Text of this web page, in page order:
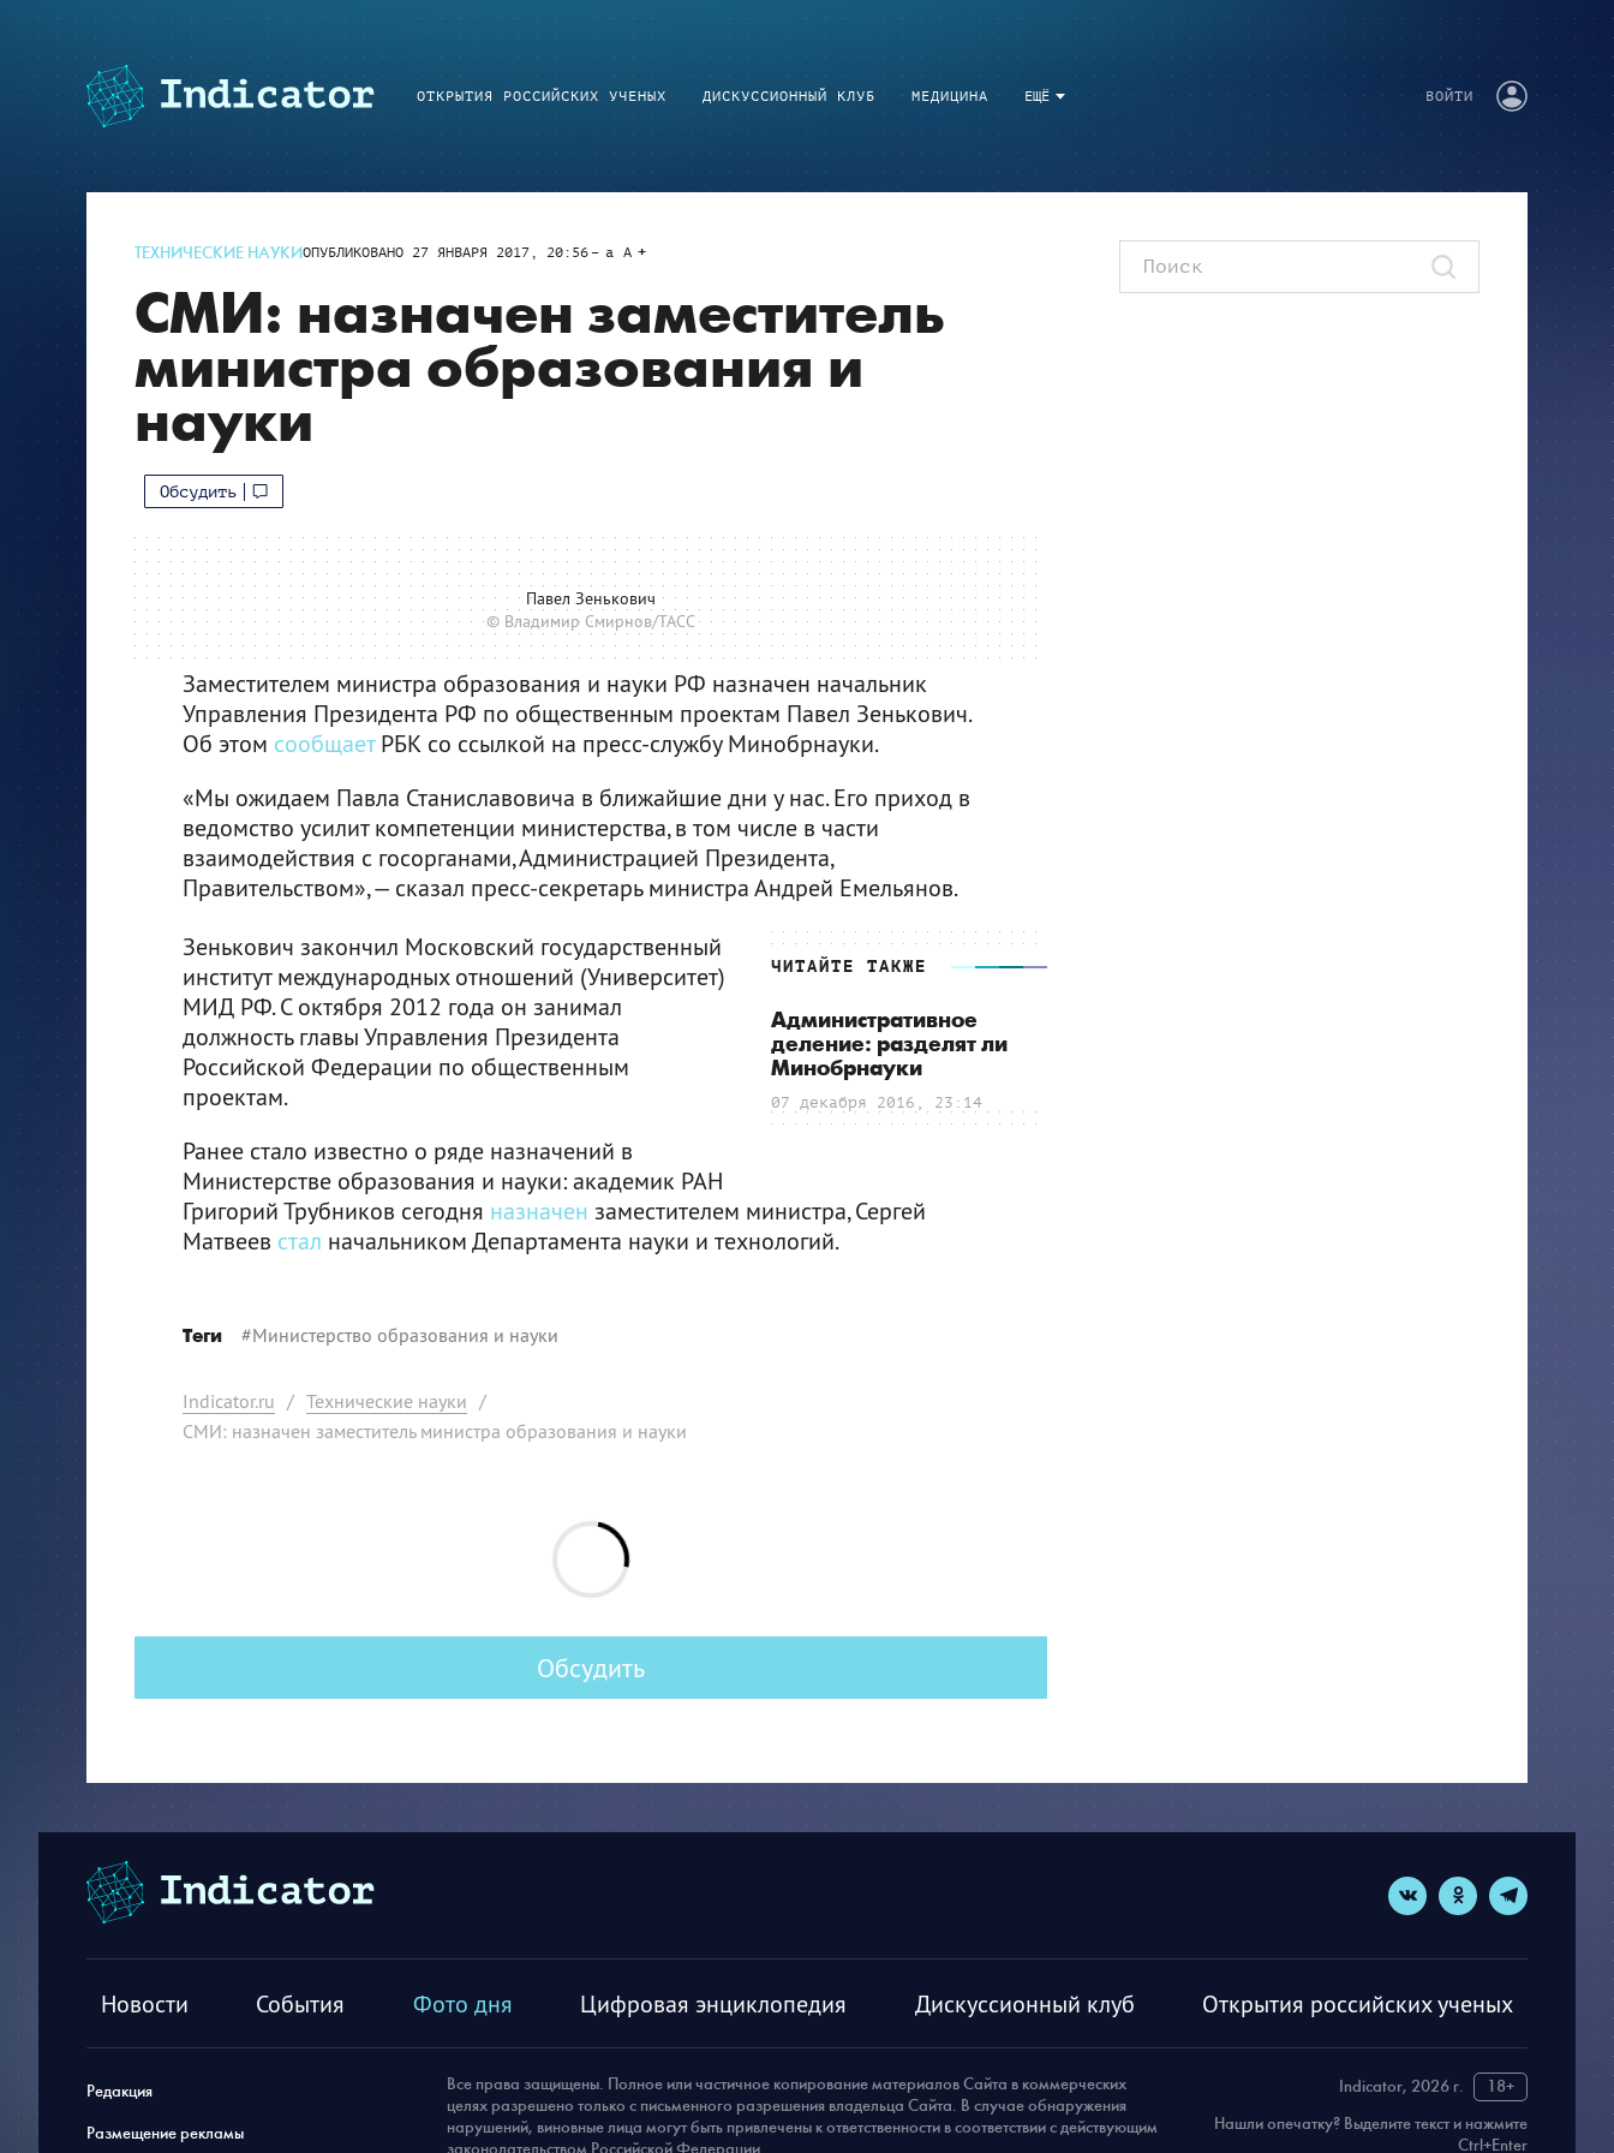
ЕЩЁ
ОТКРЫТИЯ РОССИЙСКИХ УЧЕНЫХ ДИСКУССИОННЫЙ КЛУБ МЕДИЦИНА ВОЙТИ
ТЕХНИЧЕСКИЕ НАУКИОПУБЛИКОВАНО 27 ЯНВАРЯ 2017, 20:56 a A
СМИ: назначен заместитель
министра образования и
науки
Обсудить
Павел Зенькович
© Владимир Смирнов/ТАСС
Заместителем министра образования и науки РФ назначен начальник
Управления Президента РФ по общественным проектам Павел Зенькович.
Об этом сообщаетРБК со ссылкой на пресс-службу Минобрнауки.
«Мы ожидаем Павла Станиславовича в ближайшие дни у нас. Его приход в
ведомство усилит компетенции министерства, в том числе в части
взаимодействия с госорганами, Администрацией Президента,
Правительством», — сказал пресс-секретарь министра Андрей Емельянов.
ЧИТАЙТЕ ТАКЖЕ
Административное
деление: разделят ли
Минобрнауки
07 декабря 2016, 23:14
Зенькович закончил Московский государственный
институт международных отношений (Университет)
МИД РФ. С октября 2012 года он занимал
должность главы Управления Президента
Российской Федерации по общественным
проектам.
Ранее стало известно о ряде назначений в
Министерстве образования и науки: академик РАН
Григорий Трубников сегодня назначен заместителем министра, Сергей
Матвеев стал начальником Департамента науки и технологий.
Теги #Министерство образования и науки
Indicator.ru / Технические науки /
СМИ: назначен заместитель министра образования и науки
Обсудить
Новости События Фото дня Цифровая энциклопедия Дискуссионный клуб Открытия российских ученых
Редакция
Размещение рекламы
Indicator, 2026 г.
18+
Нашли опечатку? Выделите текст и нажмите
Ctrl+Enter
Все права защищены. Полное или частичное копирование материалов Сайта в коммерческих
целях разрешено только с письменного разрешения владельца Сайта. В случае обнаружения
нарушений, виновные лица могут быть привлечены к ответственности в соответствии с действующим
законодательством Российской Федерации.